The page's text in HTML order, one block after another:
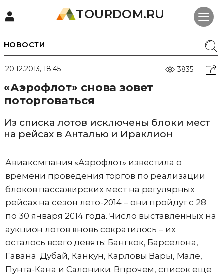
TOURDOM.RU
НОВОСТИ
20.12.2013, 18:45 3835
«Аэрофлот» снова зовет
поторговаться
Из списка лотов исключены блоки мест
на рейсах в Анталью и Ираклион
Авиакомпания «Аэрофлот» известила о
времени проведения торгов по реализации
блоков пассажирских мест на регулярных
рейсах на сезон лето-2014 – они пройдут с 28
по 30 января 2014 года. Число выставленных на
аукцион лотов вновь сократилось – их
осталось всего девять: Бангкок, Барселона,
Гавана, Дубай, Канкун, Карловы Вары, Мале,
Пунта-Кана и Салоники. Впрочем, список еще